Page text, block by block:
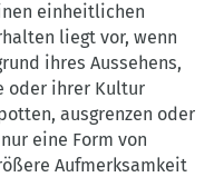
einheitlichen
liegt vor, wenn
ihres Aussehens,
oder ihrer Kultur
ausgrenzen oder
eine Form von
Aufmerksamkeit